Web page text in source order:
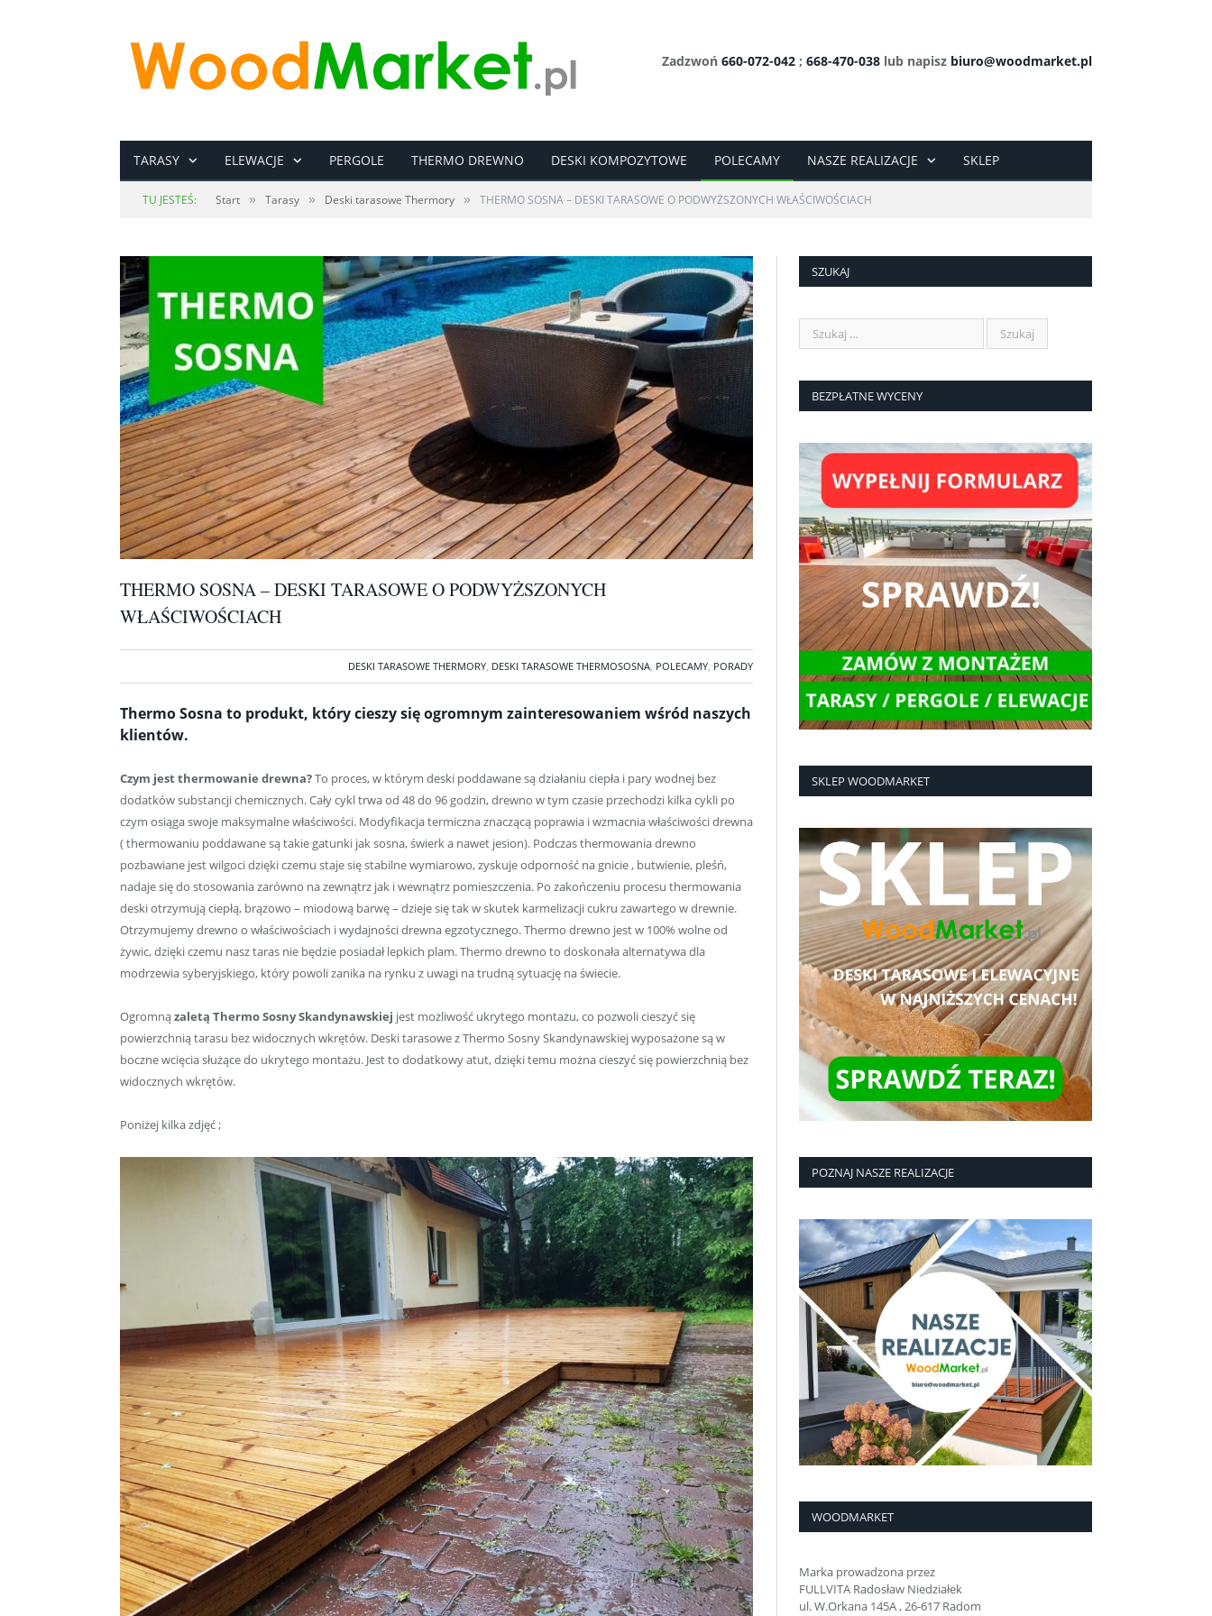
Zadzwoń 660-072-042 ; 668-470-038 lub napisz biuro@woodmarket.pl
TARASY ELEWACJE PERGOLE THERMO DREWNO DESKI KOMPOZYTOWE POLECAMY NASZE REALIZACJE SKLEP
TU JESTEŚ: Start » Tarasy » Deski tarasowe Thermory » THERMO SOSNA – DESKI TARASOWE O PODWYŻSZONYCH WŁAŚCIWOŚCIACH
THERMO SOSNA – DESKI TARASOWE O PODWYŻSZONYCH
WŁAŚCIWOŚCIACH
DESKI TARASOWE THERMORY, DESKI TARASOWE THERMOSOSNA, POLECAMY, PORADY
Thermo Sosna to produkt, który cieszy się ogromnym zainteresowaniem wśród naszych
klientów.
Czym jest thermowanie drewna?To proces, w którym deski poddawane są działaniu ciepła i pary wodnej bez
dodatków substancji chemicznych. Cały cykl trwa od 48 do 96 godzin, drewno w tym czasie przechodzi kilka cykli po
czym osiąga swoje maksymalne właściwości. Modyfikacja termiczna znaczącą poprawia i wzmacnia właściwości drewna
( thermowaniu poddawane są takie gatunki jak sosna, świerk a nawet jesion). Podczas thermowania drewno
pozbawiane jest wilgoci dzięki czemu staje się stabilne wymiarowo, zyskuje odporność na gnicie , butwienie, pleśń,
nadaje się do stosowania zarówno na zewnątrz jak i wewnątrz pomieszczenia. Po zakończeniu procesu thermowania
deski otrzymują ciepłą, brązowo – miodową barwę – dzieje się tak w skutek karmelizacji cukru zawartego w drewnie.
Otrzymujemy drewno o właściwościach i wydajności drewna egzotycznego. Thermo drewno jest w 100% wolne od
żywic, dzięki czemu nasz taras nie będzie posiadał lepkich plam. Thermo drewno to doskonała alternatywa dla
modrzewia syberyjskiego, który powoli zanika na rynku z uwagi na trudną sytuację na świecie.
Ogromnązaletą Thermo Sosny Skandynawskiej jest możliwość ukrytego montażu, co pozwoli cieszyć się
powierzchnią tarasu bez widocznych wkrętów. Deski tarasowe z Thermo Sosny Skandynawskiej wyposażone są w
boczne wcięcia służące do ukrytego montażu. Jest to dodatkowy atut, dzięki temu można cieszyć się powierzchnią bez
widocznych wkrętów.
Poniżej kilka zdjęć ;
SZUKAJ
BEZPŁATNE WYCENY
SKLEP WOODMARKET
POZNAJ NASZE REALIZACJE
WOODMARKET
Marka prowadzona przez
FULLVITA Radosław Niedziałek
ul. W.Orkana 145A , 26-617 Radom